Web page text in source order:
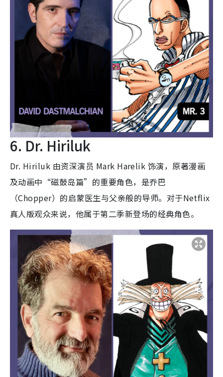
6. Dr. Hiriluk
Dr. Hiriluk 由资深演员 Mark Harelik 饰演，原著漫画
及动画中“磁鼓岛篇”的重要角色，是乔巴
（Chopper）的启蒙医生与父亲般的导师。对于Netflix
真人版观众来说，他属于第二季新登场的经典角色。